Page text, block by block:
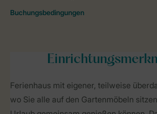
Ferienhaus mit eigener, teilweise
wo Sie alle auf den Gartenmöbeln